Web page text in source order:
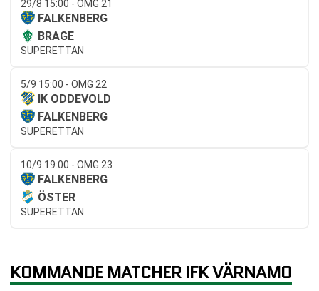
29/8 15:00 - OMG 21
FALKENBERG
BRAGE
SUPERETTAN
5/9 15:00 - OMG 22
IK ODDEVOLD
FALKENBERG
SUPERETTAN
10/9 19:00 - OMG 23
FALKENBERG
ÖSTER
SUPERETTAN
KOMMANDE MATCHER IFK VÄRNAMO